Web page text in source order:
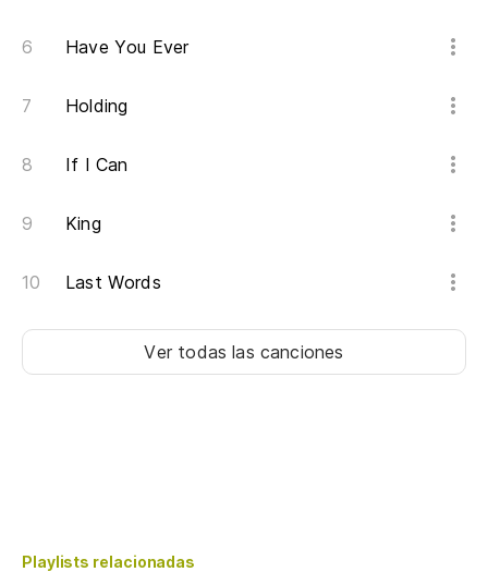
Have You Ever
Holding
If I Can
King
Last Words
Ver todas las canciones
Playlists relacionadas